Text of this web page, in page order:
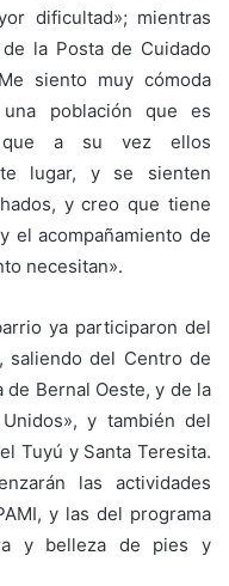
dificultad»; mientras
la Posta de Cuidado
siento muy cómoda
población que es
que a su vez ellos
lugar, y se sienten
y creo que tiene
el acompañamiento de
necesitan».
ya participaron del
saliendo del Centro de
de Bernal Oeste, y de la
y también del
Tuyú y Santa Teresita.
las actividades
y las del programa
y belleza de pies y